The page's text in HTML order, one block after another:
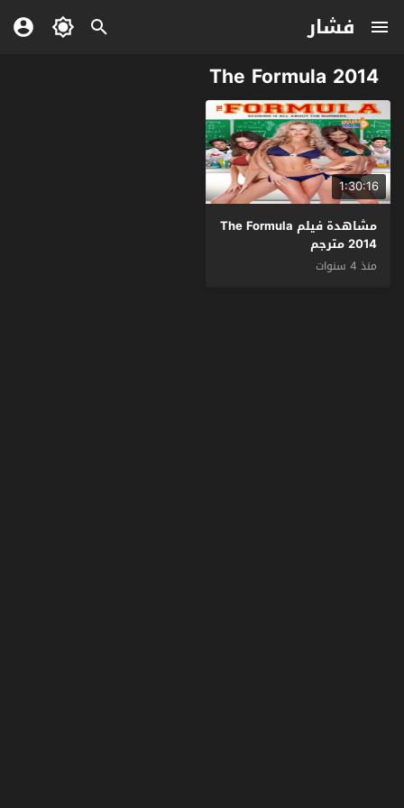
فشار
The Formula 2014
1:30:16
مشاهدة فيلم The Formula
2014 مترجم
منذ 4 سنوات